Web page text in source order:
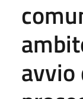
avvio